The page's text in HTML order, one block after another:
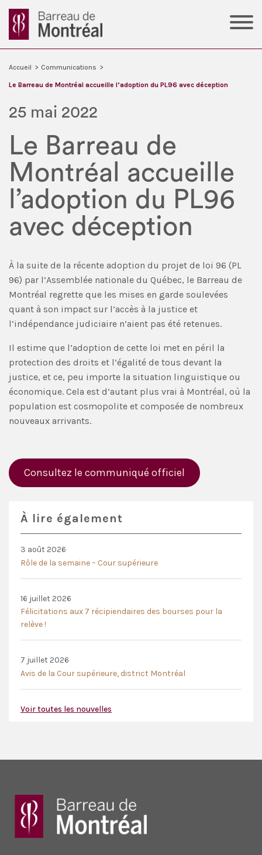
Accueil > Communications >
Le Barreau de Montréal accueille l’adoption du PL96 avec déception
25 mai 2022
Le Barreau de
Montréal accueille
l’adoption du PL96
avec déception
À la suite de la récente adoption du projet de loi 96 (PL
96) par l’Assemblée nationale du Québec, le Barreau de
Montréal regrette que les mises en garde soulevées
quant à son impact sur l’accès à la justice et
l’indépendance judiciaire n’aient pas été retenues.
Il estime que l’adoption de cette loi met en péril la
protection des droits et l’égalité de tous devant la
justice, et ce, peu importe la situation linguistique ou
économique. Cela est d’autant plus vrai à Montréal, où la
population est cosmopolite et composée de nombreux
nouveaux arrivants.
Consultez le communiqué officiel
À lire également
3 août 2026
Rôle de la semaine – Cour supérieure
16 juillet 2026
Félicitations aux 7 récipiendaires des bourses pour la
relève !
7 juillet 2026
Avis de la Cour supérieure, district Montréal
Voir toutes les nouvelles